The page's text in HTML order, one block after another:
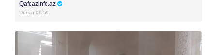
Qafqazinfo.az
Dünən 09:59